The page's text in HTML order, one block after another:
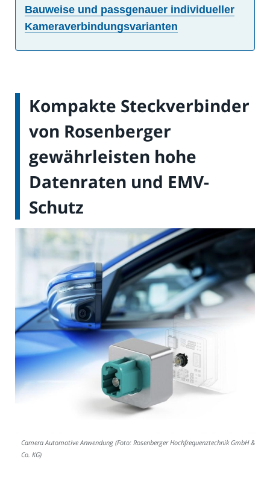
Bauweise und passgenauer individueller
Kameraverbindungsvarianten
Kompakte Steckverbinder
von Rosenberger
gewährleisten hohe
Datenraten und EMV-
Schutz
Camera Automotive Anwendung (Foto: Rosenberger Hochfrequenztechnik GmbH &
Co. KG)